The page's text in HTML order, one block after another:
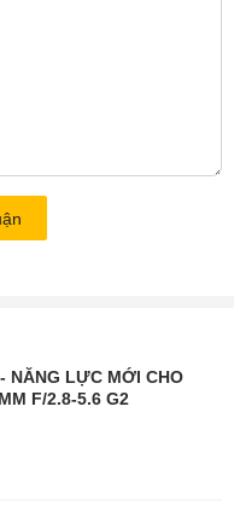
NĂNG LỰC MỚI CHO
F/2.8-5.6 G2